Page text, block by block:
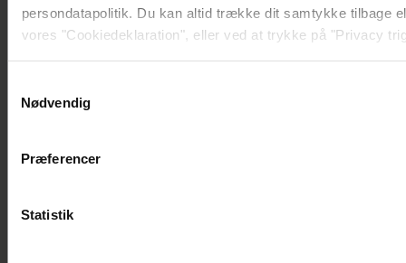
persondatapolitik. Du kan altid trække dit samtykke tilbage
vores "Cookiedeklaration", eller ved at trykke på "Privacy
Vi anvender egne cookies og cookies fra tredjeparter til at
generere statistik og huske dine præferencer samt til brug
Nødvendig
Præferencer
Statistik
nervøs!